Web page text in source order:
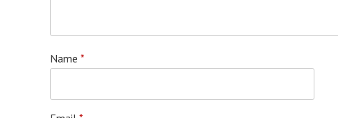
Name *